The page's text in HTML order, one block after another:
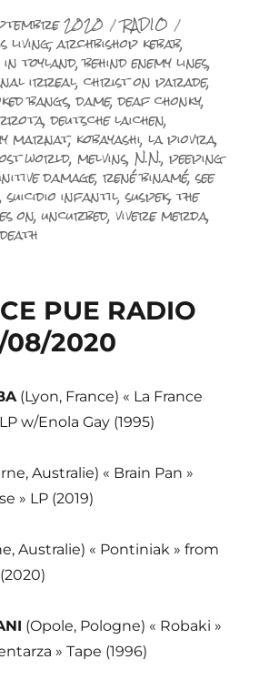
2020 Catégories
RADIO
living,archbishop kebab,
in toyland,behind enemy lines,
irreal,christ on parade,
bangs,dame,deaf chonky,
,deutsche laichen,
marnat,kobayashi,la piovra,
world,melvins,N.N.,peeping
damage,rené binamé,see
,suicidio infantil,suspek,the
on,uncurbed,vivere merda,
PUE RADIO
08/2020
(Lyon, France) « La France
w/Enola Gay (1995)
Australie) « Brain Pan »
» LP (2019)
Australie) « Pontiniak » from
(Opole, Pologne) « Robaki »
» Tape (1996)